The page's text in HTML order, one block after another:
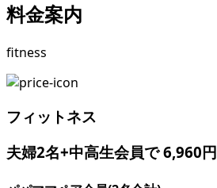
料金案内
fitness
フィットネス
夫婦2名+中高生会員で 6,960円